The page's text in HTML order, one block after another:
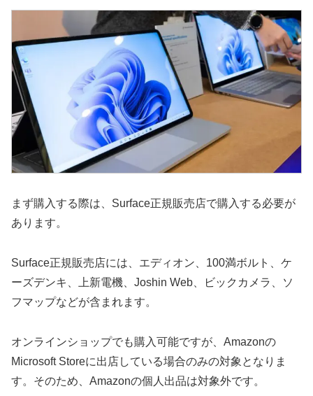
まず購入する際は、Surface正規販売店で購入する必要が
あります。
Surface正規販売店には、エディオン、100満ボルト、ケ
ーズデンキ、上新電機、Joshin Web、ビックカメラ、ソ
フマップなどが含まれます。
オンラインショップでも購入可能ですが、Amazonの
Microsoft Storeに出店している場合のみの対象となりま
す。そのため、Amazonの個人出品は対象外です。